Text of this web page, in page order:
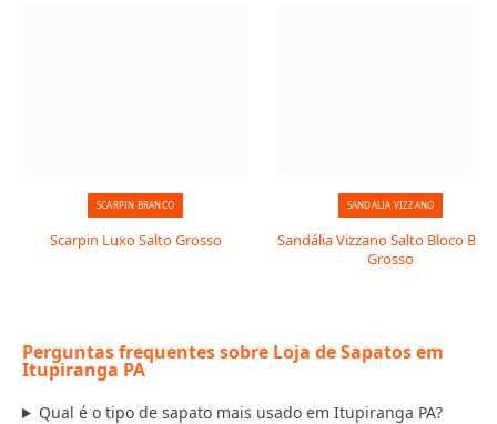
SCARPIN BRANCO
Scarpin Luxo Salto Grosso
SANDÁLIA VIZZANO
Sandália Vizzano Salto Bloco
Grosso
Perguntas frequentes sobre Loja de Sapatos em
Itupiranga PA
Qual é o tipo de sapato mais usado em Itupiranga PA?